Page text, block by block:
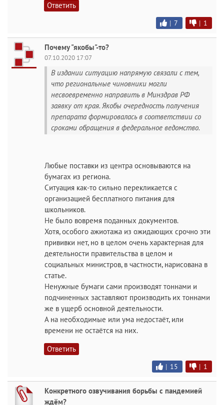
Ответить
| 7 | 1
Почему "якобы"-то?
07.10.2020 17:07
В издании ситуацию напрямую связали с тем,
что региональные чиновники могли
несвоевременно направить в Минздрав РФ
заявку от края. Якобы очередность получения
препарата формировалась в соответствии со
сроками обращения в федеральное ведомство.
Любые поставки из центра основываются на
бумагах из региона.
Ситуация как-то сильно перекликается с
организацией бесплатного питания для
школьников.
Не было вовремя поданных документов.
Хотя, особого ажиотажа из ожидающих срочно эти
прививки нет, но в целом очень характерная для
деятельности правительства в целом и
социальных министров, в частности, нарисована в
статье.
Ненужные бумаги сами производят тоннами и
подчиненных заставляют производить их тоннами
же в ущерб основной деятельности.
А на необходимые или ума недостаёт, или
времени не остаётся на них.
Ответить
| 15 | 1
Конкретного озвучивания борьбы с пандемией
ждём?